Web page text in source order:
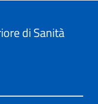
di Sanità